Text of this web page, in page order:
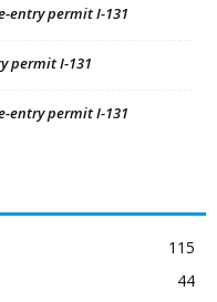
entry permit I-131
permit I-131
entry permit I-131
115
44